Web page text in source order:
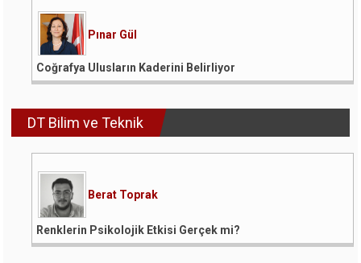
Pınar Gül
Coğrafya Ulusların Kaderini Belirliyor
DT Bilim ve Teknik
Berat Toprak
Renklerin Psikolojik Etkisi Gerçek mi?